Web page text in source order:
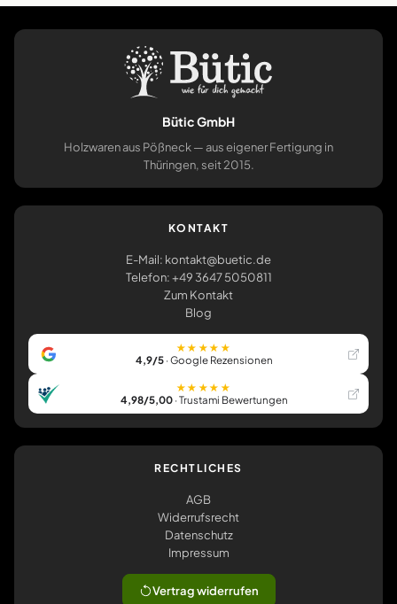
Bütic GmbH
Holzwaren aus Pößneck — aus eigener Fertigung in
Thüringen, seit 2015.
KONTAKT
E-Mail: kontakt@buetic.de
Telefon: +49 3647 5050811
Zum Kontakt
Blog
★★★★★
4,9/5· Google Rezensionen
★★★★★
4,98/5,00· Trustami Bewertungen
RECHTLICHES
AGB
Widerrufsrecht
Datenschutz
Impressum
Vertrag widerrufen